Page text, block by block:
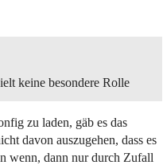
keine besondere Rolle
zu laden, gäb es das
davon auszugehen, dass es
wenn, dann nur durch Zufall